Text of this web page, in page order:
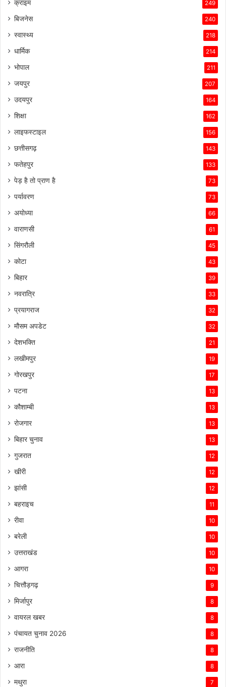
क्राइम 249
बिजनेस 240
स्वास्थ्य 218
धार्मिक 214
भोपाल 211
जयपुर 207
उदयपुर 164
शिक्षा 162
लाइफस्टाइल 156
छत्तीसगढ़ 143
फतेहपुर 133
पेड़ है तो प्राण है 73
पर्यावरण 73
अयोध्या 66
वाराणसी 61
सिंगरौली 45
कोटा 43
बिहार 39
नवरात्रि 33
प्रयागराज 32
मौसम अपडेट 32
देशभक्ति 21
लखीमपुर 19
गोरखपुर 17
पटना 13
कौशाम्बी 13
रोजगार 13
बिहार चुनाव 13
गुजरात 12
खीरी 12
झांसी 12
बहराइच 11
रीवा 10
बरेली 10
उत्तराखंड 10
आगरा 10
चित्तौड़गढ़ 9
मिर्जापुर 8
वायरल खबर 8
पंचायत चुनाव 2026 8
राजनीति 8
आरा 8
मथुरा 7